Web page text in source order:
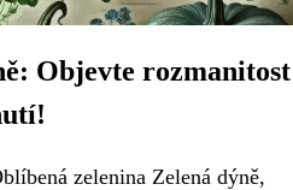
Objevte rozmanitost
zelenina Zelená dýně,